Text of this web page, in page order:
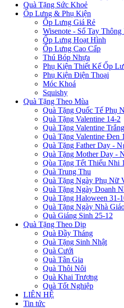
Quà Tặng Sức Khoẻ
Ốp Lưng & Phụ Kiện
Ốp Lưng Giá Rẻ
Wisenote - Sổ Tay Thông
Ốp Lưng Hoạt Hình
Ốp Lưng Cao Cấp
Thú Bóp Nhựa
Phụ Kiện Thiết Kế Ốp
Phụ Kiện Điện Thoại
Móc Khoá
Squishy
Quà Tặng Theo Mùa
Quà Tặng Quốc Tế Phụ
Quà Tặng Valentine 14-2
Quà Tặng Valentine
Quà Tặng Valentine Đen
Quà Tặng Father Day -
Quà Tặng Mother Day -
Qùa Tặng Tết Thiếu Nhi
Quà Trung Thu
Quà Tặng Ngày Phụ Nữ
Quà Tặng Ngày Doanh
Quà Tặng Haloween 31-
Quà Tặng Ngày Nhà
Quà Giáng Sinh 25-12
Quà Tặng Theo Dịp
Quà Đầy Tháng
Quà Tặng Sinh Nhật
Quà Cưới
Quà Tân Gia
Quà Thôi Nôi
Quà Khai Trương
Quà Tốt Nghiệp
LIÊN HỆ
Tin tức